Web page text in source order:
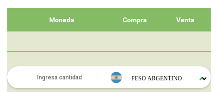
Moneda Compra Venta